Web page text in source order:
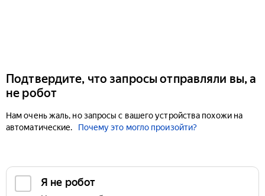
Подтвердите, что запросы отправляли вы, а
не робот
Нам очень жаль, но запросы с вашего устройства похожи на
автоматические.
Почему это могло произойти?